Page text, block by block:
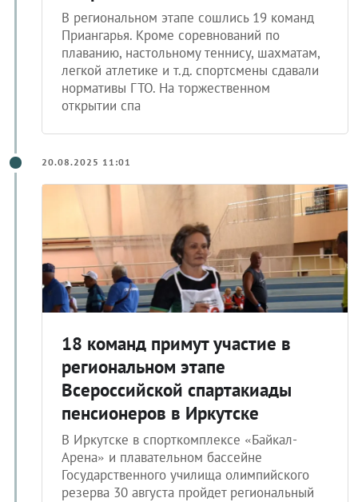
В региональном этапе сошлись 19 команд
Приангарья. Кроме соревнований по
плаванию, настольному теннису, шахматам,
легкой атлетике и т.д. спортсмены сдавали
нормативы ГТО. На торжественном
открытии спа
20.08.2025 11:01
18 команд примут участие в
региональном этапе
Всероссийской спартакиады
пенсионеров в Иркутске
В Иркутске в спорткомплексе «Байкал-
Арена» и плавательном бассейне
Государственного училища олимпийского
резерва 30 августа пройдет региональный